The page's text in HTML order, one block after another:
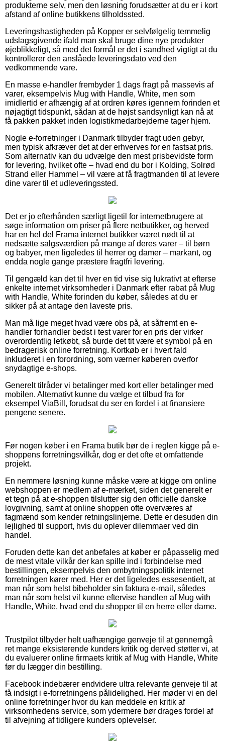
produkterne selv, men den løsning forudsætter at du er i kort
afstand af online butikkens tilholdssted.
Leveringshastigheden på Kopper er selvfølgelig temmelig
udslagsgivende ifald man skal bruge dine nye produkter
øjeblikkeligt, så med det formål er det i sandhed vigtigt at du
kontrollerer den anslåede leveringsdato ved den
vedkommende vare.
En masse e-handler frembyder 1 dags fragt på massevis af
varer, eksempelvis Mug with Handle, White, men som
imidlertid er afhængig af at ordren køres igennem forinden et
nøjagtigt tidspunkt, sådan at de højst sandsynligt kan nå at
få pakken pakket inden logistikmedarbejderne tager hjem.
Nogle e-forretninger i Danmark tilbyder fragt uden gebyr,
men typisk afkræver det at der erhverves for en fastsat pris.
Som alternativ kan du udvælge den mest prisbevidste form
for levering, hvilket ofte – hvad end du bor i Kolding, Solrød
Strand eller Hammel – vil være at få fragtmanden til at levere
dine varer til et udleveringssted.
Det er jo efterhånden særligt ligetil for internetbrugere at
søge information om priser på flere netbutikker, og herved
har en hel del Frama internet butikker været nødt til at
nedsætte salgsværdien på mange af deres varer – til børn
og babyer, men ligeledes til herrer og damer – markant, og
endda nogle gange præstere fragtfri levering.
Til gengæld kan det til hver en tid vise sig lukrativt at efterse
enkelte internet virksomheder i Danmark efter rabat på Mug
with Handle, White forinden du køber, således at du er
sikker på at antage den laveste pris.
Man må lige meget hvad være obs på, at såfremt en e-
handler forhandler bedst i test varer for en pris der virker
overordentlig letkøbt, så burde det tit være et symbol på en
bedragerisk online forretning. Kortkøb er i hvert fald
inkluderet i en forordning, som værner køberen overfor
snydagtige e-shops.
Generelt tilråder vi betalinger med kort eller betalinger med
mobilen. Alternativt kunne du vælge et tilbud fra for
eksempel ViaBill, forudsat du ser en fordel i at finansiere
pengene senere.
Før nogen køber i en Frama butik bør de i reglen kigge på e-
shoppens forretningsvilkår, dog er det ofte et omfattende
projekt.
En nemmere løsning kunne måske være at kigge om online
webshoppen er medlem af e-mærket, siden det generelt er
et tegn på at e-shoppen tilslutter sig den officielle danske
lovgivning, samt at online shoppen ofte overværes af
fagmænd som kender retningslinjerne. Dette er desuden din
lejlighed til support, hvis du oplever dilemmaer ved din
handel.
Foruden dette kan det anbefales at køber er påpasselig med
de mest vitale vilkår der kan spille ind i forbindelse med
bestillingen, eksempelvis den ombytningspolitik internet
forretningen kører med. Her er det ligeledes essesentielt, at
man når som helst bibeholder sin faktura e-mail, således
man når som helst vil kunne eftervise handlen af Mug with
Handle, White, hvad end du shopper til en herre eller dame.
Trustpilot tilbyder helt uafhængige genveje til at gennemgå
ret mange eksisterende kunders kritik og derved støtter vi, at
du evaluerer online firmaets kritik af Mug with Handle, White
før du lægger din bestilling.
Facebook indebærer endvidere ultra relevante genveje til at
få indsigt i e-forretningens pålidelighed. Her møder vi en del
online forretninger hvor du kan meddele en kritik af
virksomhedens service, som ydermere bør drages fordel af
til afvejning af tidligere kunders oplevelser.